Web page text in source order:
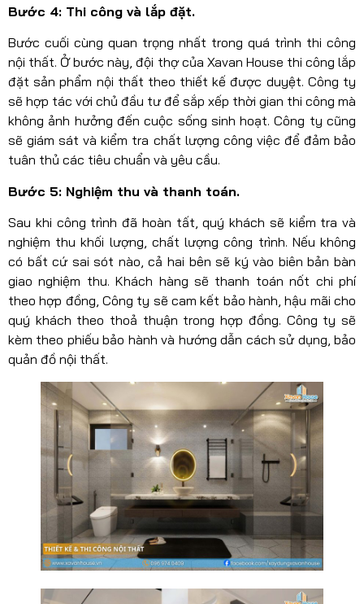
Bước 4: Thi công và lắp đặt.
Bước cuối cùng quan trọng nhất trong quá trình thi công
nội thất. Ở bước này, đội thợ của Xavan House thi công lắp
đặt sản phẩm nội thất theo thiết kế được duyệt. Công ty
sẽ hợp tác với chủ đầu tư để sắp xếp thời gian thi công mà
không ảnh hưởng đến cuộc sống sinh hoạt. Công ty cũng
sẽ giám sát và kiểm tra chất lượng công việc để đảm bảo
tuân thủ các tiêu chuẩn và yêu cầu.
Bước 5: Nghiệm thu và thanh toán.
Sau khi công trình đã hoàn tất, quý khách sẽ kiểm tra và
nghiệm thu khối lượng, chất lượng công trình. Nếu không
có bất cứ sai sót nào, cả hai bên sẽ ký vào biên bản bàn
giao nghiệm thu. Khách hàng sẽ thanh toán nốt chi phí
theo hợp đồng, Công ty sẽ cam kết bảo hành, hậu mãi cho
quý khách theo thoả thuận trong hợp đồng. Công ty sẽ
kèm theo phiếu bảo hành và hướng dẫn cách sử dụng, bảo
quản đồ nội thất.